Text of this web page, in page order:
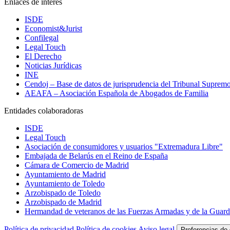
Enlaces de interés
ISDE
Economist&Jurist
Confilegal
Legal Touch
El Derecho
Noticias Jurídicas
INE
Cendoj – Base de datos de jurisprudencia del Tribunal
AEAFA – Asociación Española de Abogados de Familia
Entidades colaboradoras
ISDE
Legal Touch
Asociación de consumidores y usuarios "Extremadura Libre"
Embajada de Belarús en el Reino de España
Cámara de Comercio de Madrid
Ayuntamiento de Madrid
Ayuntamiento de Toledo
Arzobispado de Toledo
Arzobispado de Madrid
Hermandad de veteranos de las Fuerzas Armadas y de la